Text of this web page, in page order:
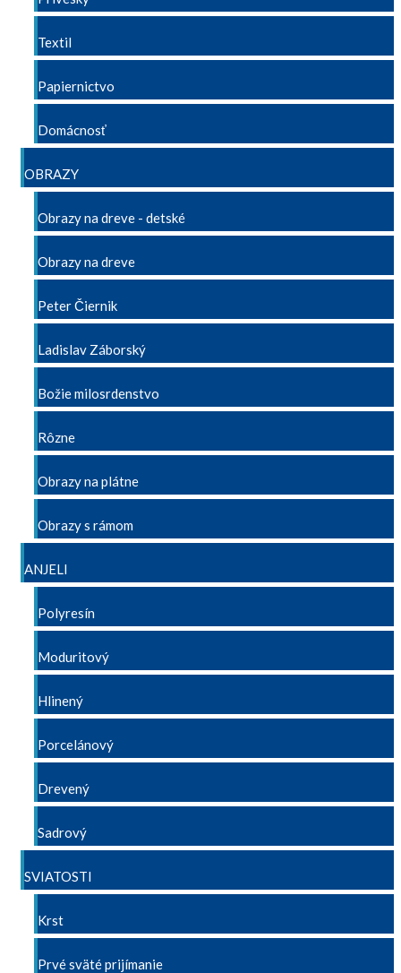
Textil
Papiernictvo
Domácnosť
OBRAZY
Obrazy na dreve - detské
Obrazy na dreve
Peter Čiernik
Ladislav Záborský
Božie milosrdenstvo
Rôzne
Obrazy na plátne
Obrazy s rámom
ANJELI
Polyresín
Moduritový
Hlinený
Porcelánový
Drevený
Sadrový
SVIATOSTI
Krst
Prvé sväté prijímanie